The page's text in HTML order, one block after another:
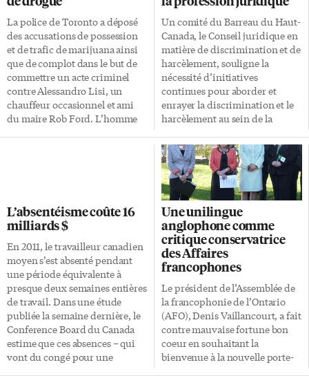
La police de Toronto a déposé
des accusations de possession
et de trafic de marijuana ainsi
que de complot dans le but de
commettre un acte criminel
contre Alessandro Lisi, un
chauffeur occasionnel et ami
du maire Rob Ford. L’homme
rapporte Radio-Canada. Les
policiers ont fouillé les lieux
durant la nuit, en plus de
boucler le périmètre. Les
enquêteurs ont emporté un bac
de plastique, mais on ignore ce
qu’il contenait. La police […]
Un comité du Barreau du Haut-
Canada, le Conseil juridique en
matière de discrimination et de
harcèlement, souligne la
nécessité d’initiatives
continues pour aborder et
enrayer la discrimination et le
harcèlement au sein de la
Comité, qui a examiné des
dossiers de plaintes remontant
jusqu’à 10 ans, indique que
«toutes les formes de
discrimination et de
harcèlement sont toujours
persistantes dans le monde
juridique et confirme le besoin
de programmes du Barreau, tels
que ceux mis en œuvre à
travers la rétention des femmes
en pratique privée», rapporte le
trésorier du Barreau Thomas
G. Conway. «Les conclusions du
rapport […]
L’absentéisme coûte 16
milliards $
En 2011, le travailleur canadien
moyen s’est absenté pendant
une période équivalente à
presque deux semaines entières
de travail. Dans une étude
publiée la semaine dernière, le
Conference Board du Canada
estime que ces absences – qui
vont du congé pour une
Une unilingue
anglophone comme
critique conservatrice
des Affaires
francophones
Le président de l’Assemblée de
la francophonie de l’Ontario
(AFO), Denis Vaillancourt, a fait
contre mauvaise fortune bon
coeur en souhaitant la
bienvenue à la nouvelle porte-